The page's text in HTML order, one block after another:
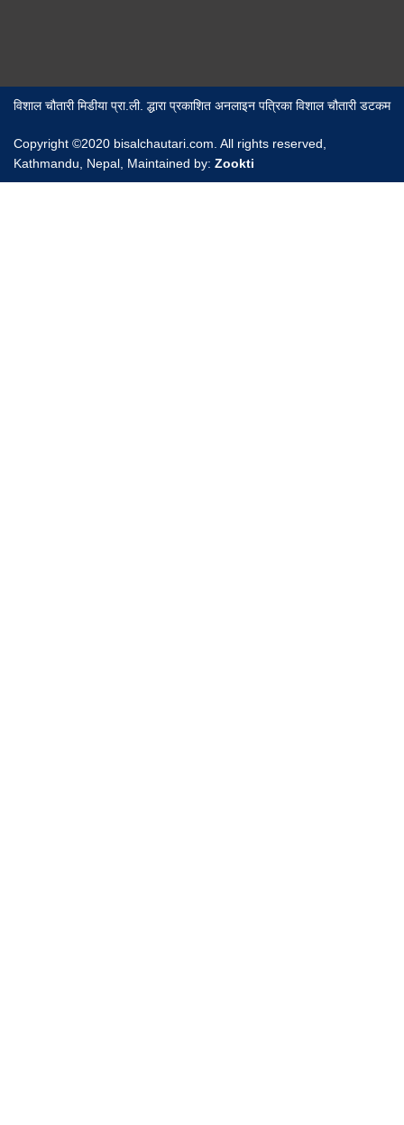
विशाल चौतारी मिडीया प्रा.ली. द्धारा प्रकाशित अनलाइन पत्रिका विशाल चौतारी डटकम
Copyright ©2020 bisalchautari.com. All rights reserved,
Kathmandu, Nepal, Maintained by: Zookti